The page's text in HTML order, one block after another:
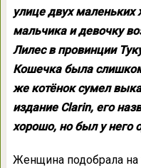
улице двух
мальчика и девочку
Лилес в провинции
Кошечка была
же котёнок сумел
издание Clarin, его
хорошо, но был у него
Женщина подобрала на